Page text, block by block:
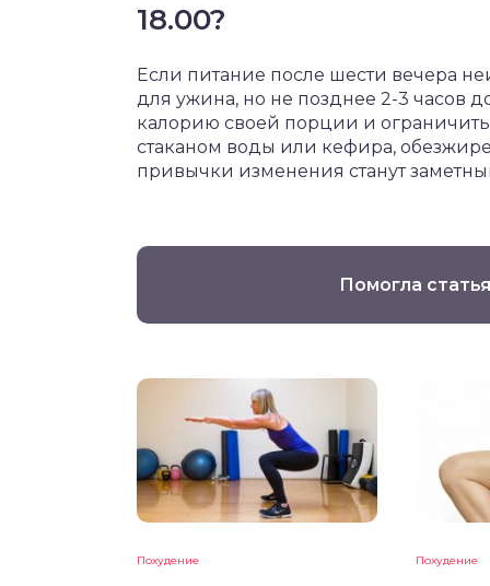
18.00?
Если питание после шести вечера
для ужина, но не позднее 2-3 часов
калорию своей порции и
стаканом воды или кефира,
привычки изменения станут
Помогла
Похудение Похудение